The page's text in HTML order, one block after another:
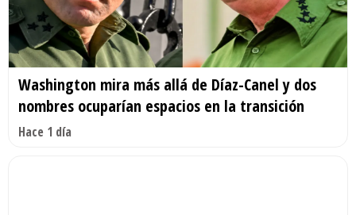
Washington mira más allá de Díaz-Canel y dos
nombres ocuparían espacios en la transición
Hace 1 día